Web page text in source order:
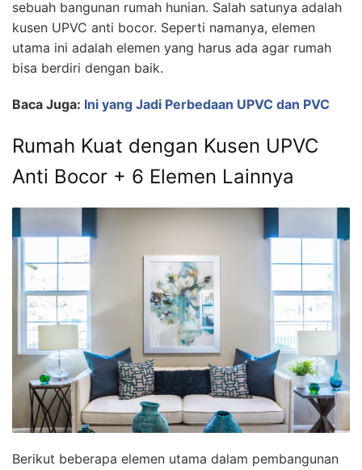
sebuah bangunan rumah hunian. Salah satunya adalah
kusen UPVC anti bocor. Seperti namanya, elemen
utama ini adalah elemen yang harus ada agar rumah
bisa berdiri dengan baik.
Baca Juga: Ini yang Jadi Perbedaan UPVC dan PVC
Rumah Kuat dengan Kusen UPVC
Anti Bocor + 6 Elemen Lainnya
Berikut beberapa elemen utama dalam pembangunan